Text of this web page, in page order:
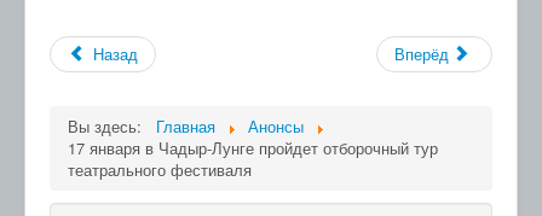
Назад Вперёд
Вы здесь: Главная
Анонсы
17 января в Чадыр-Лунге пройдет отборочный тур
театрального фестиваля